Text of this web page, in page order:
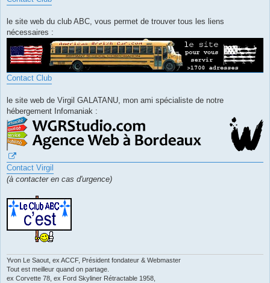
le site web du club ABC, vous permet de trouver tous les liens
nécessaires :
Contact Club
le site web de Virgil GALATANU, mon ami spécialiste de notre
hébergement Infomaniak :
Contact Virgil
(à contacter en cas d'urgence)
Yvon Le Saout, ex ACCF, Président fondateur & Webmaster
Tout est meilleur quand on partage.
ex Corvette 78, ex Ford Skyliner Rétractable 1958,